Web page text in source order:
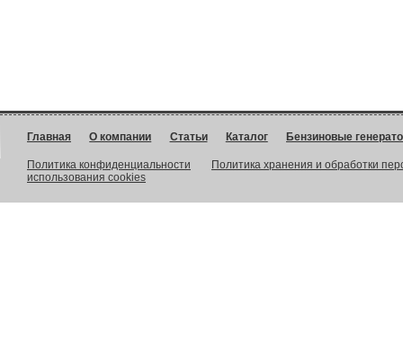
Главная О компании Статьи Каталог Бензиновые
Политика конфиденциальности
Политика хранения и обработки
использования cookies